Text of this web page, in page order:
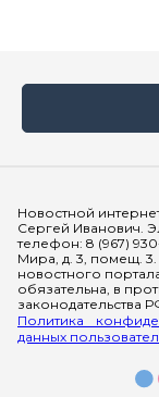
Новостной
Сергей Иванович.
телефон: 8 (967)
Мира, д. 3, помещ.
новостного
обязательна, в
законодательства
Политика
данных